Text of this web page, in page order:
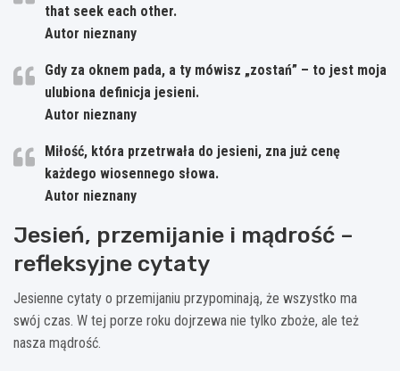
that seek each other.
Autor nieznany
Gdy za oknem pada, a ty mówisz „zostań” – to jest moja
ulubiona definicja jesieni.
Autor nieznany
Miłość, która przetrwała do jesieni, zna już cenę
każdego wiosennego słowa.
Autor nieznany
Jesień, przemijanie i mądrość –
refleksyjne cytaty
Jesienne cytaty o przemijaniu przypominają, że wszystko ma
swój czas. W tej porze roku dojrzewa nie tylko zboże, ale też
nasza mądrość.